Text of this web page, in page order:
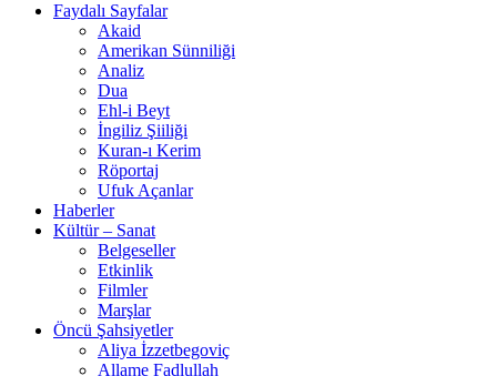
Faydalı Sayfalar
Akaid
Amerikan Sünniliği
Analiz
Dua
Ehl-i Beyt
İngiliz Şiiliği
Kuran-ı Kerim
Röportaj
Ufuk Açanlar
Haberler
Kültür – Sanat
Belgeseller
Etkinlik
Filmler
Marşlar
Öncü Şahsiyetler
Aliya İzzetbegoviç
Allame Fadlullah